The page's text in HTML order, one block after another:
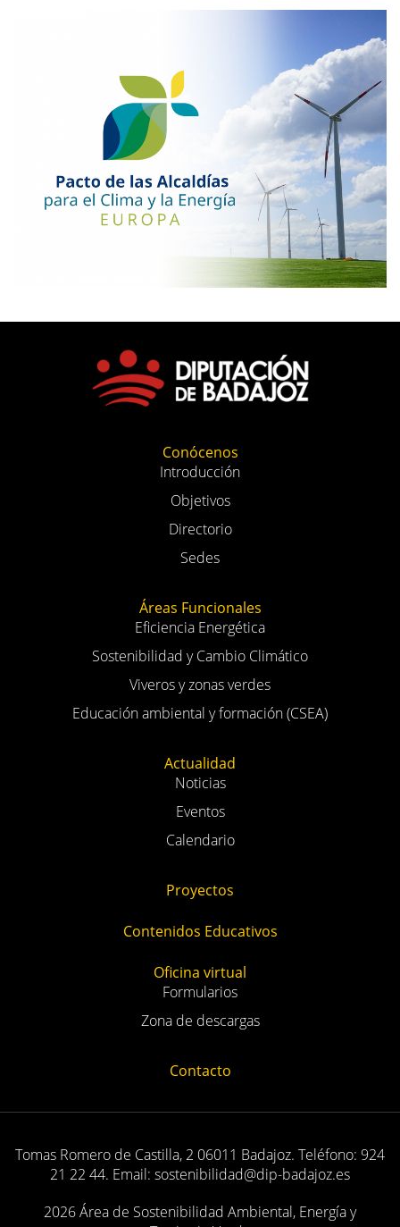
Conócenos
Introducción
Sedes
Áreas Funcionales
Eficiencia Energética
Sostenibilidad y Cambio Climático
Viveros y zonas verdes
Educación ambiental y formación (CSEA)
Actualidad
Calendario
Proyectos
Contenidos Educativos
Oficina virtual
Zona de descargas
Contacto
21 22 44. Email: sostenibilidad@dip-badajoz.es